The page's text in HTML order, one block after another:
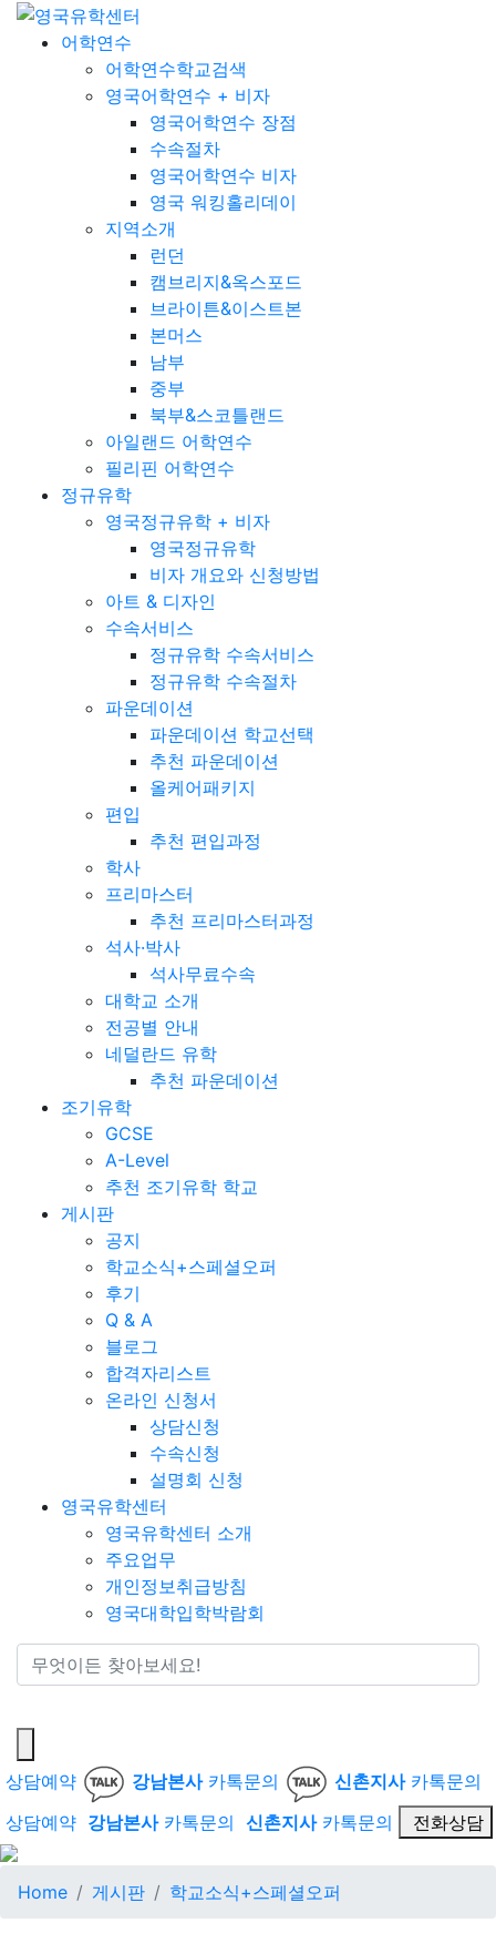
어학연수
어학연수학교검색
영국어학연수 + 비자
영국어학연수 장점
수속절차
영국어학연수 비자
영국 워킹홀리데이
지역소개
런던
캠브리지&옥스포드
브라이튼&이스트본
본머스
남부
중부
북부&스코틀랜드
아일랜드 어학연수
필리핀 어학연수
정규유학
영국정규유학 + 비자
영국정규유학
비자 개요와 신청방법
아트 & 디자인
수속서비스
정규유학 수속서비스
정규유학 수속절차
파운데이션
파운데이션 학교선택
추천 파운데이션
올케어패키지
편입
추천 편입과정
학사
프리마스터
추천 프리마스터과정
석사·박사
석사무료수속
대학교 소개
전공별 안내
네덜란드 유학
추천 파운데이션
조기유학
GCSE
A-Level
추천 조기유학 학교
게시판
공지
학교소식+스페셜오퍼
후기
Q & A
블로그
합격자리스트
온라인 신청서
상담신청
수속신청
설명회 신청
영국유학센터
영국유학센터 소개
주요업무
개인정보취급방침
영국대학입학박람회
통합검색
상담예약 강남본사카톡문의 신촌지사카톡문의
상담예약 강남본사카톡문의 신촌지사카톡문의 전화상담
Home 게시판 학교소식+스페셜오퍼